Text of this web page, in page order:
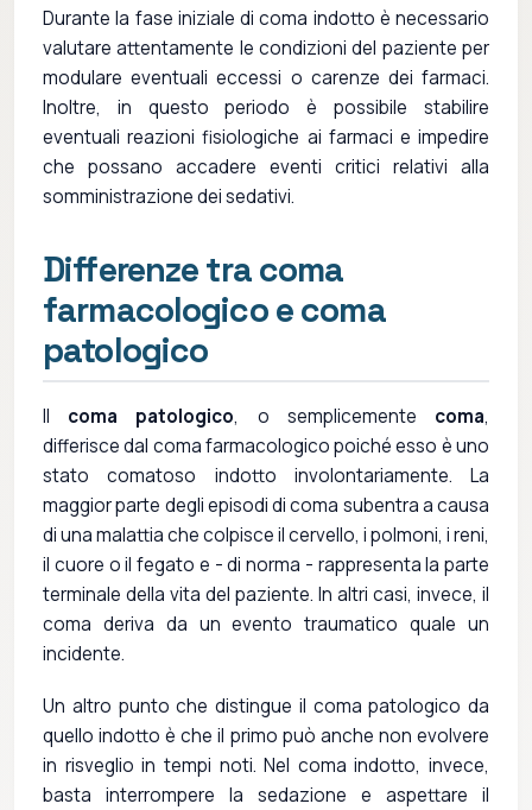
Durante la fase iniziale di coma indotto è necessario
valutare attentamente le condizioni del paziente per
modulare eventuali eccessi o carenze dei farmaci.
Inoltre, in questo periodo è possibile stabilire
eventuali reazioni fisiologiche ai farmaci e impedire
che possano accadere eventi critici relativi alla
somministrazione dei sedativi.
Differenze tra coma
farmacologico e coma
patologico
Il coma patologico, o semplicemente coma,
differisce dal coma farmacologico poiché esso è uno
stato comatoso indotto involontariamente. La
maggior parte degli episodi di coma subentra a causa
di una malattia che colpisce il cervello, i polmoni, i reni,
il cuore o il fegato e - di norma - rappresenta la parte
terminale della vita del paziente. In altri casi, invece, il
coma deriva da un evento traumatico quale un
incidente.
Un altro punto che distingue il coma patologico da
quello indotto è che il primo può anche non evolvere
in risveglio in tempi noti. Nel coma indotto, invece,
basta interrompere la sedazione e aspettare il